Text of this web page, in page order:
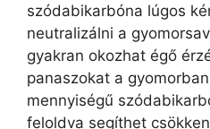
szódabikarbóna lúgos
neutralizálni a
gyakran okozhat égő
panaszokat a
mennyiségű
feloldva segíthet